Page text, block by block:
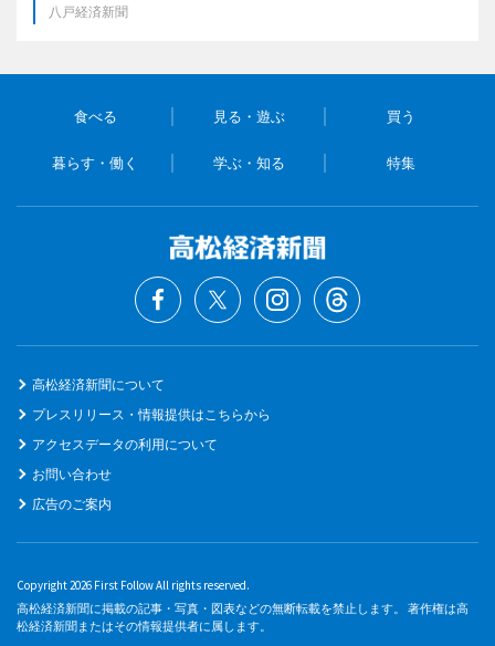
八戸経済新聞
食べる 見る・遊ぶ 買う
暮らす・働く 学ぶ・知る 特集
高松経済新聞について
プレスリリース・情報提供はこちらから
アクセスデータの利用について
お問い合わせ
広告のご案内
Copyright 2026 First Follow All rights reserved.
高松経済新聞に掲載の記事・写真・図表などの無断転載を禁止します。 著作権は高
松経済新聞またはその情報提供者に属します。